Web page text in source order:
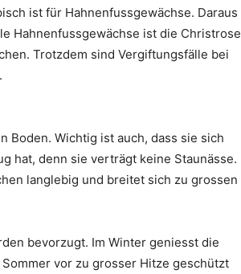
ist für Hahnenfussgewächse. Daraus
Hahnenfussgewächse ist die Christrose
Trotzdem sind Vergiftungsfälle bei
Boden. Wichtig ist auch, dass sie sich
hat, denn sie verträgt keine Staunässe.
langlebig und breitet sich zu grossen
bevorzugt. Im Winter geniesst die
vor zu grosser Hitze geschützt